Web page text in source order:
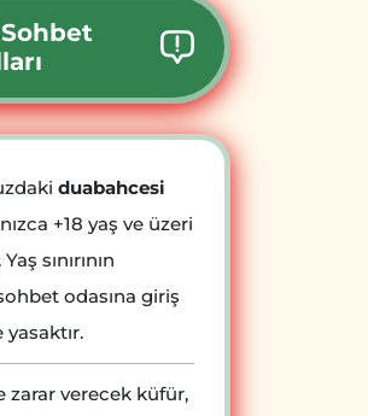
duabahcesi
+18 yaş ve üzeri
sınırının
odasına giriş
zarar verecek küfür,